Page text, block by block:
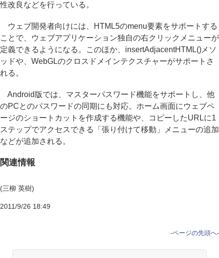
性改良などを行っている。
ウェブ開発者向けには、HTML5のmenu要素をサポートする
ことで、ウェブアプリケーション独自の右クリックメニューが
定義できるようになる。このほか、insertAdjacentHTML()メソ
ッドや、WebGLのクロスドメインテクスチャーがサポートさ
れる。
Android版では、マスターパスワード機能をサポートし、他
のPCとのパスワードの同期にも対応。ホーム画面にウェブペ
ージのショートカットを作成する機能や、コピーしたURLに1
ステップでアクセスできる「張り付けて移動」メニューの追加
などが追加される。
関連情報
(三柳 英樹)
2011/9/26 18:49
-ページの先頭へ-